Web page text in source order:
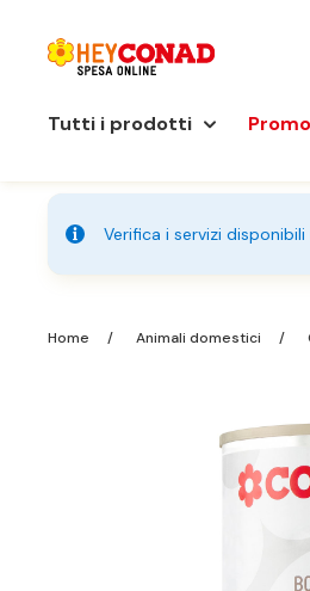
Tutti i prodotti
Verifica i servizi
Home Animali domestici